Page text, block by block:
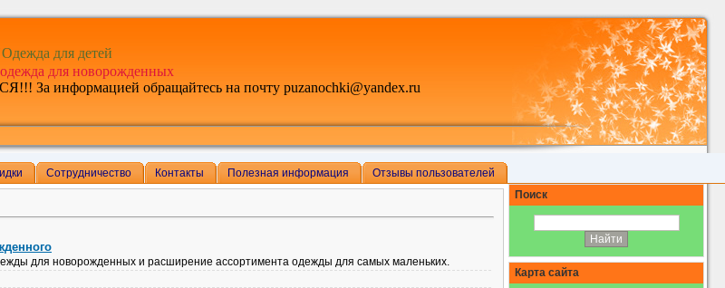
Одежда для детей
для новорожденных
За информацией обращайтесь на почту puzanochki@yandex.ru
Сотрудничество Контакты Полезная информация
Отзывы пользователей
для новорожденных и расширение ассортимента одежды для самых маленьких.
Поиск
Карта сайта